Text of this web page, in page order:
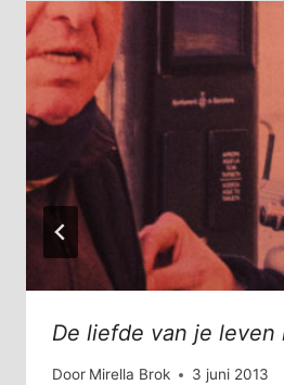
De liefde van je leven
Door Mirella Brok 3 juni 2013